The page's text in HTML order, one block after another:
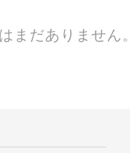
まだありません。